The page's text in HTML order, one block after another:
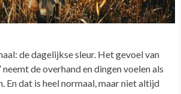
de dagelijkse sleur. Het gevoel van
neemt de overhand en dingen voelen als
En dat is heel normaal, maar niet altijd